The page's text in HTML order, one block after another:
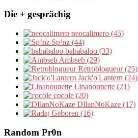
Die + gesprächig
neocalimero (45)
Sp!nz (44)
bababaloo (33)
Ambseb (29)
Retroblogueur (25)
Jack'o'Lantern (24)
Linanounette (21)
cocole (20)
DIlanNoKaze (17)
Geboren (16)
Random Pr0n